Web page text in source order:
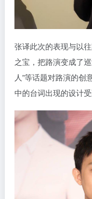
张译此次的表现与以
之宝，把路演变成了
人”等话题对路演的创
中的台词出现的设计受